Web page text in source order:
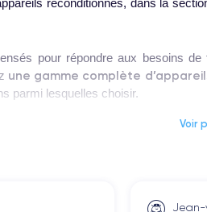
reconditionnés, dans la
pour répondre aux besoins
une gamme complète
parmi lesquelles choisir.
Voir
Jean-